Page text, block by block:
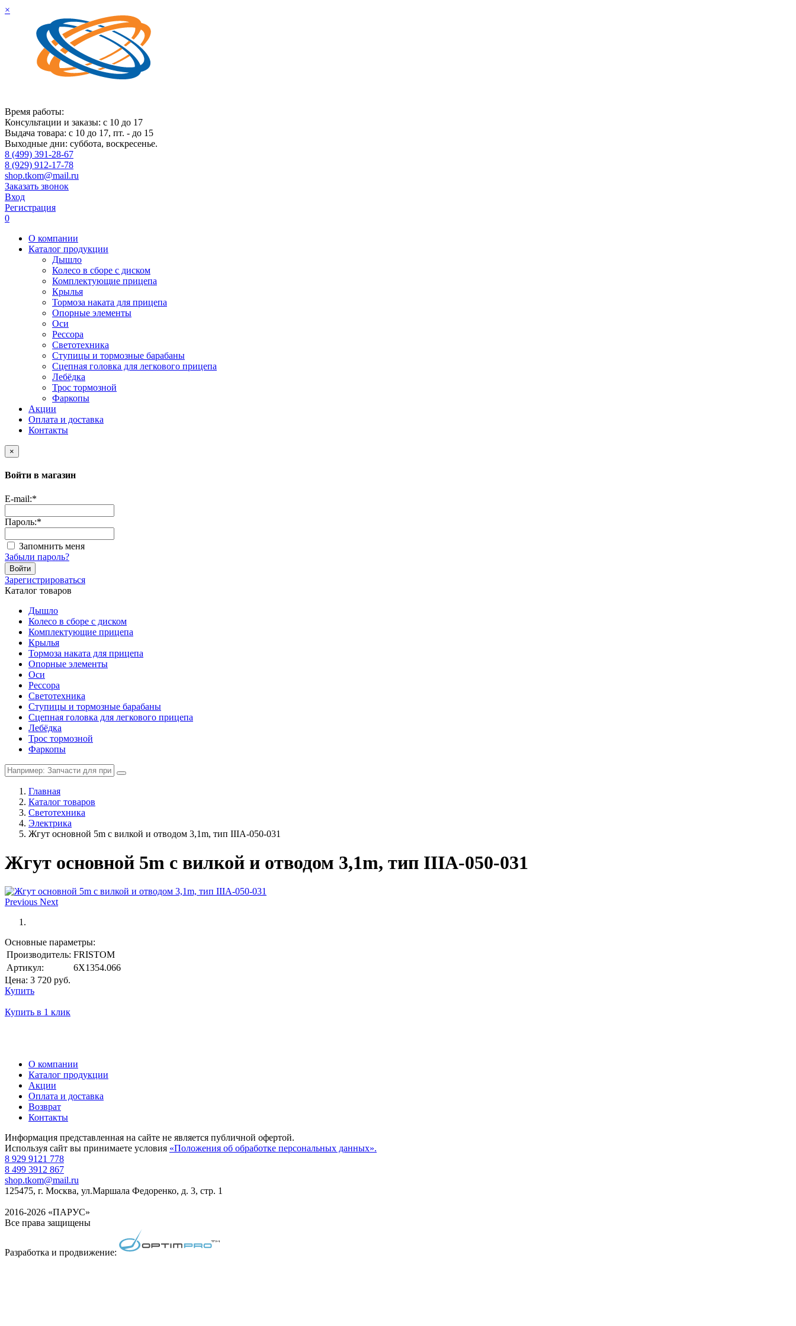
×
Время работы:
Консультации и заказы: с 10 до 17
Выдача товара: с 10 до 17, пт. - до 15
Выходные дни: суббота, воскресенье.
8 (499) 391-28-67
8 (929) 912-17-78
shop.tkom@mail.ru
Заказать звонок
Вход
Регистрация
0
О компании
Каталог продукции
Дышло
Колесо в сборе с диском
Комплектующие прицепа
Крылья
Тормоза наката для прицепа
Опорные элементы
Оси
Рессора
Светотехника
Ступицы и тормозные барабаны
Сцепная головка для легкового прицепа
Лебёдка
Трос тормозной
Фаркопы
Акции
Оплата и доставка
Контакты
×
Войти в магазин
E-mail:*
Пароль:*
Запомнить меня
Забыли пароль?
Войти
Зарегистрироваться
Каталог товаров
Дышло
Колесо в сборе с диском
Комплектующие прицепа
Крылья
Тормоза наката для прицепа
Опорные элементы
Оси
Рессора
Светотехника
Ступицы и тормозные барабаны
Сцепная головка для легкового прицепа
Лебёдка
Трос тормозной
Фаркопы
Главная
Каталог товаров
Светотехника
Электрика
Жгут основной 5m с вилкой и отводом 3,1m, тип IIIA-050-031
Жгут основной 5m с вилкой и отводом 3,1m, тип IIIA-050-031
Previous Next
Основные параметры:
Производитель: FRISTOM
Артикул:
6X1354.066
Цена: 3 720 руб.
Купить
Купить в 1 клик
О компании
Каталог продукции
Акции
Оплата и доставка
Возврат
Контакты
Информация представленная на сайте не является публичной офертой.
Используя сайт вы принимаете условия «Положения об обработке персональных данных».
8 929 9121 778
8 499 3912 867
shop.tkom@mail.ru
125475, г. Москва, ул.Маршала Федоренко, д. 3, стр. 1
2016-2026 «ПАРУС»
Все права защищены
Разработка и продвижение: